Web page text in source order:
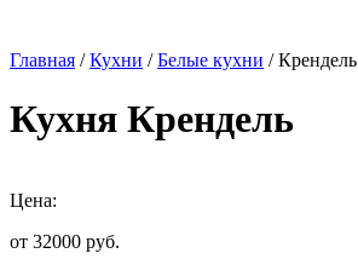
Главная /Кухни /Белые кухни / Крендель
Кухня Крендель
Цена:
от 32000 руб.